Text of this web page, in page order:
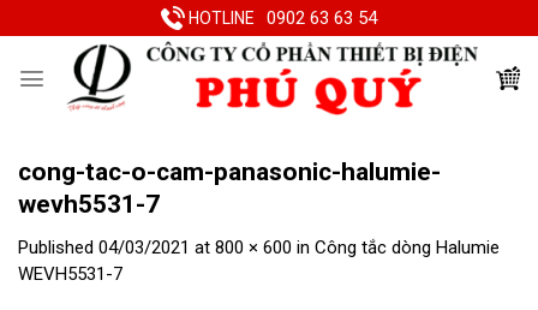
to
HOTLINE 0902 63 63 54
cong-tac-o-cam-panasonic-halumie-
wevh5531-7
Published 04/03/2021 at 800 × 600 in Công tắc dòng Halumie
WEVH5531-7